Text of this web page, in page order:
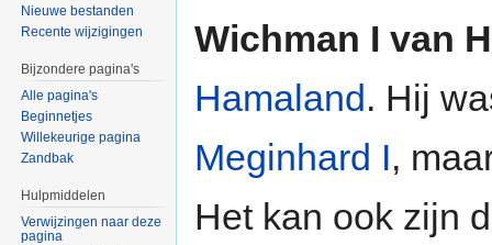
Wichman I van
Hamaland. Hij
Meginhard I,
Het kan ook zijn
Nieuwe bestanden
Recente wijzigingen
Bijzondere pagina's
Alle pagina's
Beginnetjes
Willekeurige pagina
Zandbak
Hulpmiddelen
Verwijzingen naar deze
pagina